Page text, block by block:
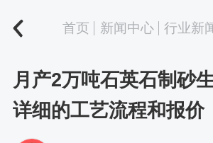
首页 新闻中心 行业新
月产2万吨石英石制砂
详细的工艺流程和报价